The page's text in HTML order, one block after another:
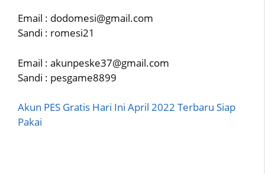
Email : dodomesi@gmail.com
Sandi : romesi21
Email : akunpeske37@gmail.com
Sandi : pesgame8899
Akun PES Gratis Hari Ini April 2022 Terbaru Siap
Pakai